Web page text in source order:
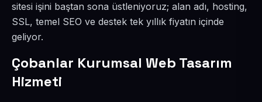
sitesi işini baştan sona üstleniyoruz; alan adı, hosting,
SSL, temel SEO ve destek tek yıllık fiyatın içinde
geliyor.
Çobanlar Kurumsal Web Tasarım
Hizmeti